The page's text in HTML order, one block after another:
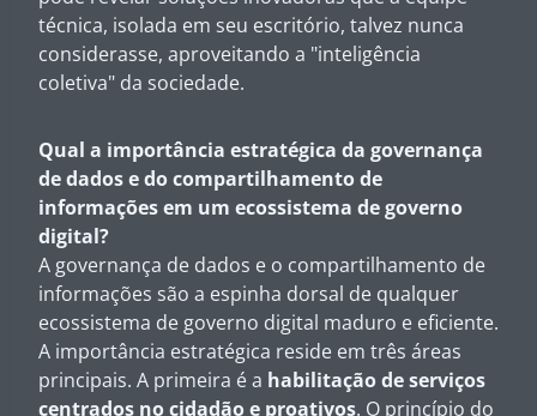
técnica, isolada em seu escritório, talvez nunca
considerasse, aproveitando a "inteligência
coletiva" da sociedade.
Qual a importância estratégica da governança
de dados e do compartilhamento de
informações em um ecossistema de governo
digital?
A governança de dados e o compartilhamento de
informações são a espinha dorsal de qualquer
ecossistema de governo digital maduro e eficiente.
A importância estratégica reside em três áreas
principais. A primeira é a habilitação de serviços
centrados no cidadão e proativos. O princípio do